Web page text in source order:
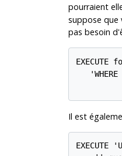
pourraient
suppose que
pas besoin
'WHERE
Il est
EXECUTE